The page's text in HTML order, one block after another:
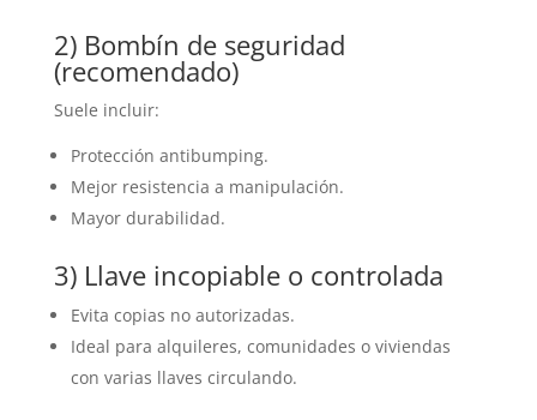
2) Bombín de seguridad
(recomendado)
Suele incluir:
Protección antibumping.
Mejor resistencia a manipulación.
Mayor durabilidad.
3) Llave incopiable o controlada
Evita copias no autorizadas.
Ideal para alquileres, comunidades o viviendas
con varias llaves circulando.